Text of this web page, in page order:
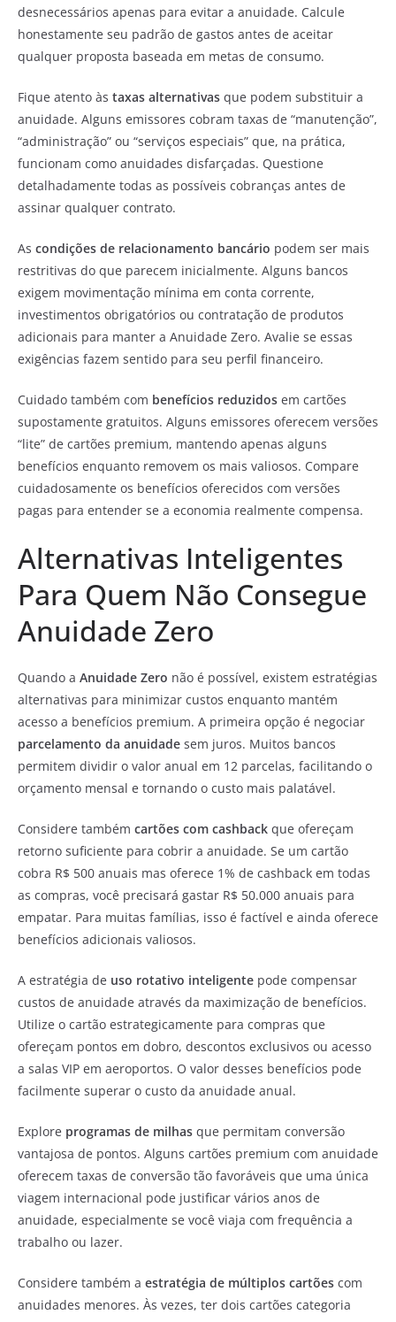
desnecessários apenas para evitar a anuidade. Calcule
honestamente seu padrão de gastos antes de aceitar
qualquer proposta baseada em metas de consumo.
Fique atento às taxas alternativas que podem substituir a
anuidade. Alguns emissores cobram taxas de “manutenção”,
“administração” ou “serviços especiais” que, na prática,
funcionam como anuidades disfarçadas. Questione
detalhadamente todas as possíveis cobranças antes de
assinar qualquer contrato.
As condições de relacionamento bancário podem ser mais
restritivas do que parecem inicialmente. Alguns bancos
exigem movimentação mínima em conta corrente,
investimentos obrigatórios ou contratação de produtos
adicionais para manter a Anuidade Zero. Avalie se essas
exigências fazem sentido para seu perfil financeiro.
Cuidado também com benefícios reduzidos em cartões
supostamente gratuitos. Alguns emissores oferecem versões
“lite” de cartões premium, mantendo apenas alguns
benefícios enquanto removem os mais valiosos. Compare
cuidadosamente os benefícios oferecidos com versões
pagas para entender se a economia realmente compensa.
Alternativas Inteligentes
Para Quem Não Consegue
Anuidade Zero
Quando a Anuidade Zero não é possível, existem estratégias
alternativas para minimizar custos enquanto mantém
acesso a benefícios premium. A primeira opção é negociar
parcelamento da anuidade sem juros. Muitos bancos
permitem dividir o valor anual em 12 parcelas, facilitando o
orçamento mensal e tornando o custo mais palatável.
Considere também cartões com cashback que ofereçam
retorno suficiente para cobrir a anuidade. Se um cartão
cobra R$ 500 anuais mas oferece 1% de cashback em todas
as compras, você precisará gastar R$ 50.000 anuais para
empatar. Para muitas famílias, isso é factível e ainda oferece
benefícios adicionais valiosos.
A estratégia de uso rotativo inteligente pode compensar
custos de anuidade através da maximização de benefícios.
Utilize o cartão estrategicamente para compras que
ofereçam pontos em dobro, descontos exclusivos ou acesso
a salas VIP em aeroportos. O valor desses benefícios pode
facilmente superar o custo da anuidade anual.
Explore programas de milhas que permitam conversão
vantajosa de pontos. Alguns cartões premium com anuidade
oferecem taxas de conversão tão favoráveis que uma única
viagem internacional pode justificar vários anos de
anuidade, especialmente se você viaja com frequência a
trabalho ou lazer.
Considere também a estratégia de múltiplos cartões com
anuidades menores. Às vezes, ter dois cartões categoria